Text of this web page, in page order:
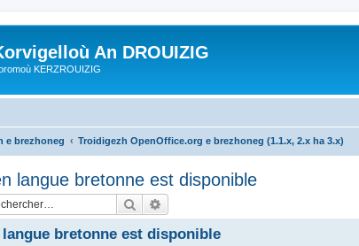
An DROUIZIG
KERZROUIZIG
e brezhoneg Troidigezh OpenOffice.org e brezhoneg (1.1.x, 2.x ha 3.x)
langue bretonne est disponible
Rechercher
bretonne est disponible